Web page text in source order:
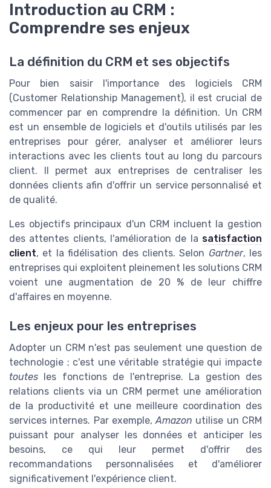
Introduction au CRM :
Comprendre ses enjeux
La définition du CRM et ses objectifs
Pour bien saisir l'importance des logiciels CRM
(Customer Relationship Management), il est crucial de
commencer par en comprendre la définition. Un CRM
est un ensemble de logiciels et d'outils utilisés par les
entreprises pour gérer, analyser et améliorer leurs
interactions avec les clients tout au long du parcours
client. Il permet aux entreprises de centraliser les
données clients afin d'offrir un service personnalisé et
de qualité.
Les objectifs principaux d'un CRM incluent la gestion
des attentes clients, l'amélioration de la satisfaction
client, et la fidélisation des clients. Selon Gartner, les
entreprises qui exploitent pleinement les solutions CRM
voient une augmentation de 20 % de leur chiffre
d'affaires en moyenne.
Les enjeux pour les entreprises
Adopter un CRM n'est pas seulement une question de
technologie ; c'est une véritable stratégie qui impacte
toutes les fonctions de l'entreprise. La gestion des
relations clients via un CRM permet une amélioration
de la productivité et une meilleure coordination des
services internes. Par exemple,Amazon utilise un CRM
puissant pour analyser les données et anticiper les
besoins, ce qui leur permet d'offrir des
recommandations personnalisées et d'améliorer
significativement l'expérience client.